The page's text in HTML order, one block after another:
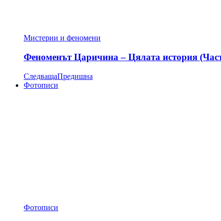
Мистерии и феномени
Феноменът Царичина – Цялата история
СледващаПредишна
Фотописи
Фотописи